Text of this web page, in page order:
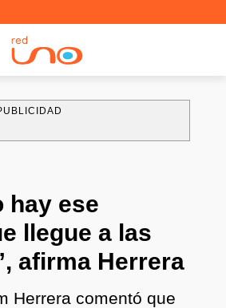
hay ese
llegue a las
afirma Herrera
Herrera comentó que